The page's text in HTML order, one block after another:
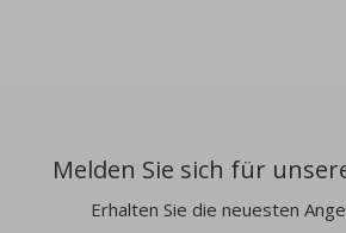
Melden Sie sich für
Erhalten Sie die neuesten